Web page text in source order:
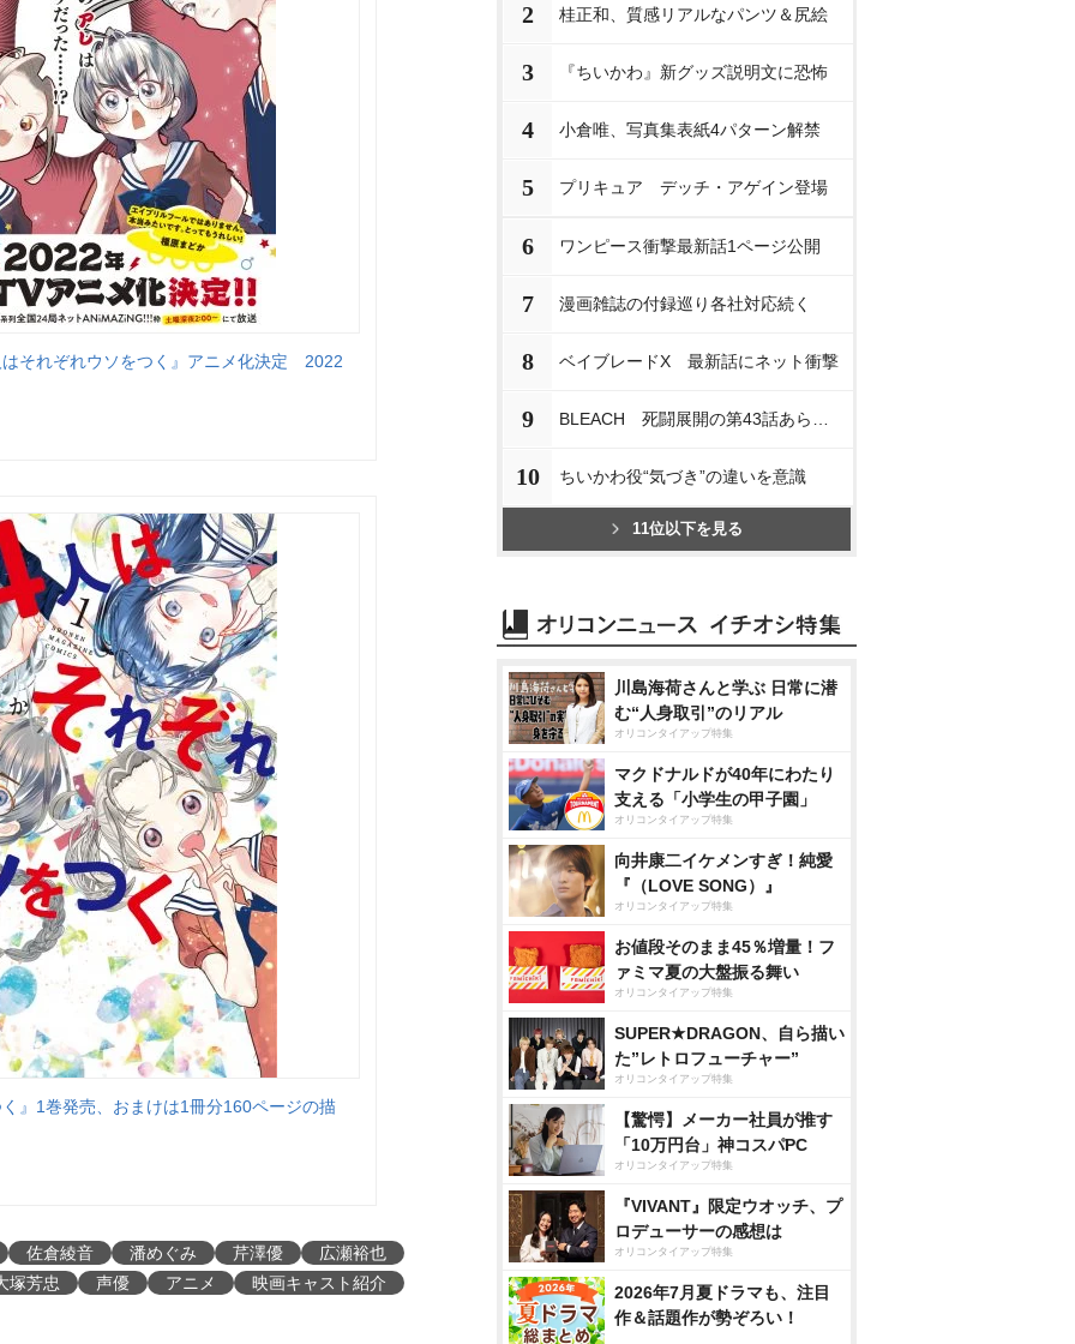
それぞれウソをつく』アニメ化決定 2022
』1巻発売、おまけは1冊分160ページの描
佐倉綾音 潘めぐみ 芹澤優
広瀬裕也
塚芳忠
声優 アニメ 映画キャスト紹介
2 桂正和、質感リアルなパンツ＆尻絵
3 『ちいかわ』新グッズ説明文に恐怖
4 小倉唯、写真集表紙4パターン解禁
5 プリキュア デッチ・アゲイン登場
6 ワンピース衝撃最新話1ページ公開
7 漫画雑誌の付録巡り各社対応続く
8 ベイブレードX 最新話にネット衝撃
9 BLEACH 死闘展開の第43話あらすじ
10 ちいかわ役“気づき”の違いを意識
11位以下を見る
川島海荷さんと学ぶ 日常に潜
む“人身取引”のリアル
オリコンタイアップ特集
マクドナルドが40年にわたり
支える「小学生の甲子園」
オリコンタイアップ特集
向井康二イケメンすぎ！純愛
『（LOVE SONG）』
オリコンタイアップ特集
お値段そのまま45％増量！フ
ァミマ夏の大盤振る舞い
オリコンタイアップ特集
SUPER★DRAGON、自ら描い
た”レトロフューチャー”
オリコンタイアップ特集
【驚愕】メーカー社員が推す
「10万円台」神コスパPC
オリコンタイアップ特集
『VIVANT』限定ウオッチ、プ
ロデューサーの感想は
オリコンタイアップ特集
2026年7月夏ドラマも、注目
作＆話題作が勢ぞろい！